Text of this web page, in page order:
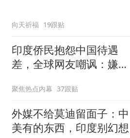
向天祈福 19跟贴
印度侨民抱怨中国待遇
差，全球网友嘲讽：嫌差
聚焦热点内幕 37跟贴
外媒不给莫迪留面子：中
美有的东西，印度别幻想